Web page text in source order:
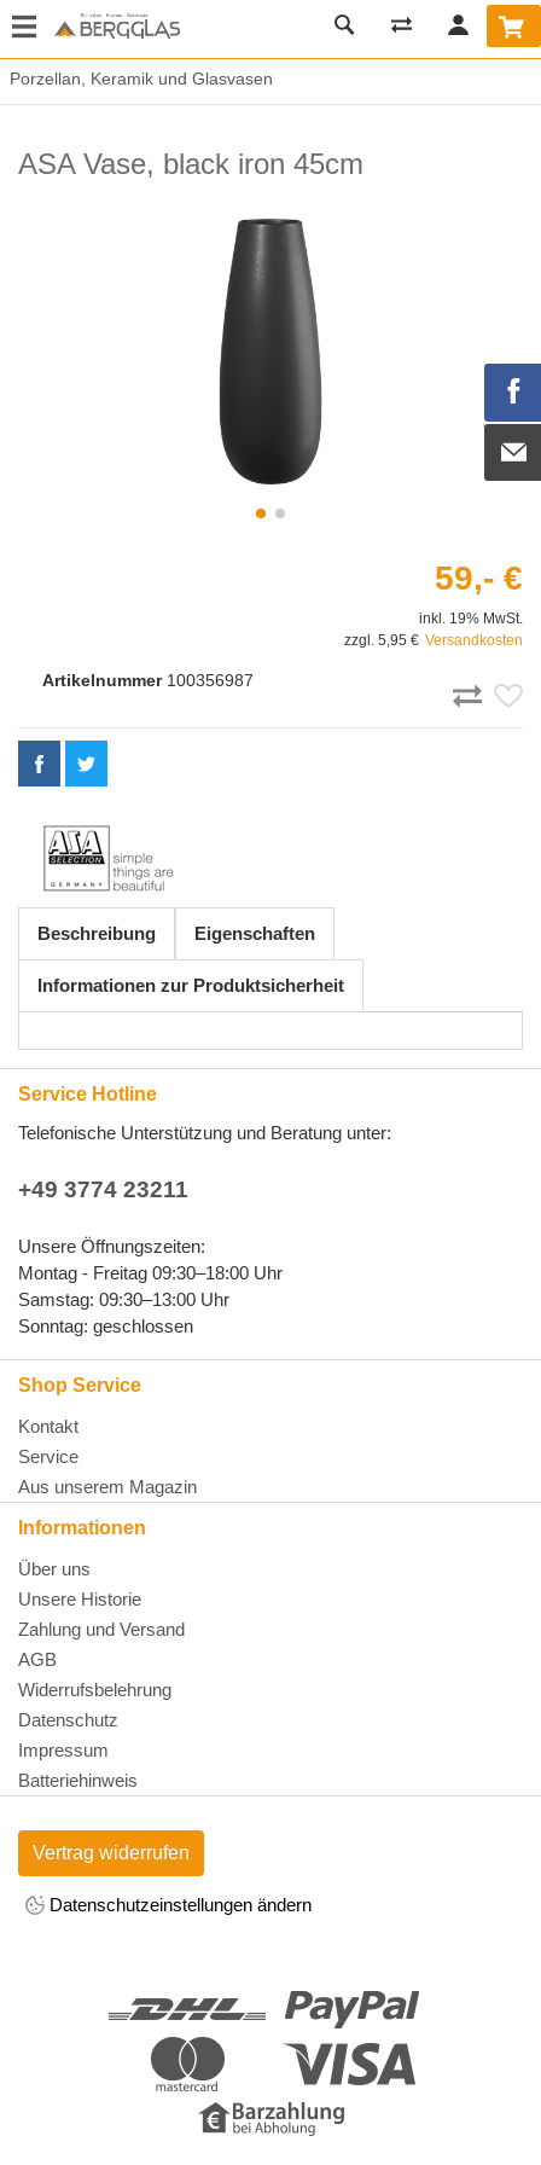
Porzellan, Keramik und Glasvasen
ASA Vase, black iron 45cm
59,- €
inkl. 19% MwSt.
zzgl. 5,95 € Versandkosten
Artikelnummer100356987
Beschreibung Eigenschaften
Informationen zur Produktsicherheit
Service Hotline
Telefonische Unterstützung und Beratung unter:
+49 3774 23211
Unsere Öffnungszeiten:
Montag - Freitag 09:30–18:00 Uhr
Samstag: 09:30–13:00 Uhr
Sonntag: geschlossen
Shop Service
Kontakt
Service
Aus unserem Magazin
Informationen
Über uns
Unsere Historie
Zahlung und Versand
AGB
Widerrufsbelehrung
Datenschutz
Impressum
Batteriehinweis
Vertrag widerrufen
Datenschutzeinstellungen ändern